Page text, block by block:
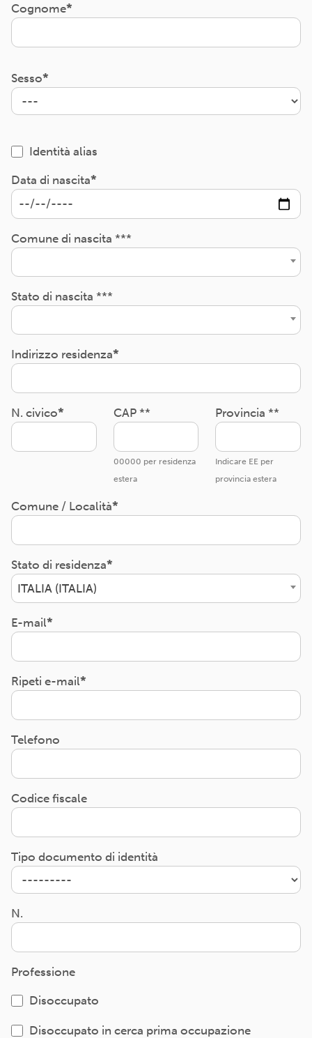
Cognome
Sesso
Identità alias
Data di nascita
Comune di nascita ***
Stato di nascita ***
Indirizzo residenza
N. civico CAP **
00000 per residenza
estera
Provincia **
Indicare EE per
provincia estera
Comune / Località
Stato di residenza
ITALIA (ITALIA)
E-mail
Ripeti e-mail
Telefono
Codice fiscale
Tipo documento di identità
N.
Professione
Disoccupato
Disoccupato in cerca prima occupazione